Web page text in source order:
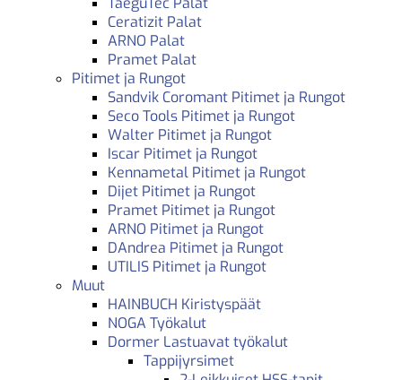
Ceratizit Palat
ARNO Palat
Pramet Palat
Pitimet ja Rungot
Sandvik Coromant Pitimet ja Rungot
Seco Tools Pitimet ja Rungot
Walter Pitimet ja Rungot
Iscar Pitimet ja Rungot
Kennametal Pitimet ja Rungot
Dijet Pitimet ja Rungot
Pramet Pitimet ja Rungot
ARNO Pitimet ja Rungot
DAndrea Pitimet ja Rungot
UTILIS Pitimet ja Rungot
Muut
HAINBUCH Kiristyspäät
NOGA Työkalut
Dormer Lastuavat työkalut
Tappijyrsimet